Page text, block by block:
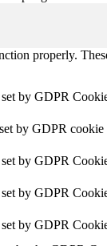
properly.
by GDPR
by GDPR
by GDPR
by GDPR
by GDPR